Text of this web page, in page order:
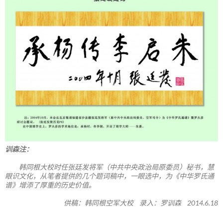
训森注：
韩同根大校时任张廷发将军（中共中央政治局原委员）秘书，慧
眼识文化，从笔者提供的几个题词稿中，一眼选中，为《中华罗氏通
谱》增添了厚重的历史价值。
供稿：韩同根空军大校 录入：罗训森 2014.6.18